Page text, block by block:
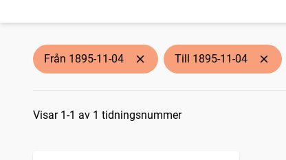
Från 1895-11-04 Till 1895-11-04
Sökresultat
Visar 1-1 av 1 tidningsnummer